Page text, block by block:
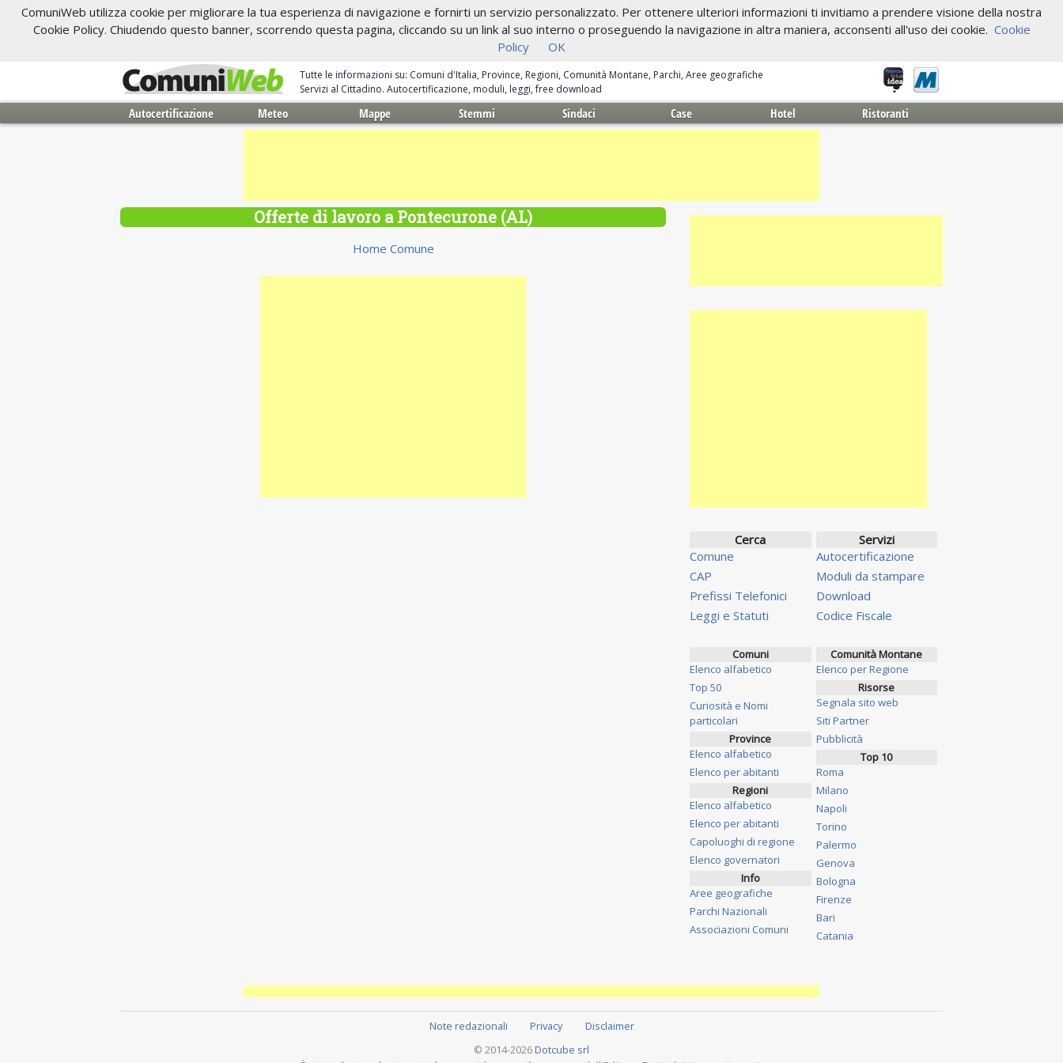
ComuniWeb utilizza cookie per migliorare la tua esperienza di navigazione e fornirti un servizio personalizzato. Per ottenere ulteriori informazioni ti invitiamo a prendere visione della nostra
Cookie Policy. Chiudendo questo banner, scorrendo questa pagina, cliccando su un link al suo interno o proseguendo la navigazione in altra maniera, acconsenti all'uso dei cookie. Cookie
Policy
OK
Tutte le informazioni su: Comuni d'Italia, Province, Regioni, Comunità Montane, Parchi, Aree geografiche
Servizi al Cittadino. Autocertificazione, moduli, leggi, free download
Autocertificazione Meteo Mappe Stemmi Sindaci Case Hotel Ristoranti
Offerte di lavoro a Pontecurone (AL)
Home Comune
Cerca
Comune
CAP
Prefissi Telefonici
Leggi e Statuti
Servizi
Autocertificazione
Moduli da stampare
Download
Codice Fiscale
Comuni
Elenco alfabetico
Top 50
Curiosità e Nomi
particolari
Province
Elenco alfabetico
Elenco per abitanti
Regioni
Elenco alfabetico
Elenco per abitanti
Capoluoghi di regione
Elenco governatori
Info
Aree geografiche
Parchi Nazionali
Associazioni Comuni
Comunità Montane
Elenco per Regione
Risorse
Segnala sito web
Siti Partner
Pubblicità
Top 10
Roma
Milano
Napoli
Torino
Palermo
Genova
Bologna
Firenze
Bari
Catania
Note redazionali Privacy
Disclaimer
© 2014-2026 Dotcube srl